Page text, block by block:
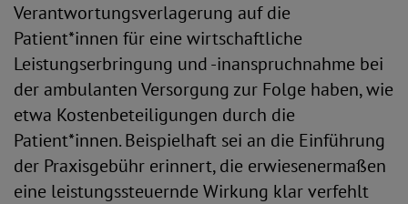
Verantwortungsverlagerung auf die
Patient*innen für eine wirtschaftliche
Leistungserbringung und -inanspruchnahme bei
der ambulanten Versorgung zur Folge haben, wie
etwa Kostenbeteiligungen durch die
Patient*innen. Beispielhaft sei an die Einführung
der Praxisgebühr erinnert, die erwiesenermaßen
eine leistungssteuernde Wirkung klar verfehlt